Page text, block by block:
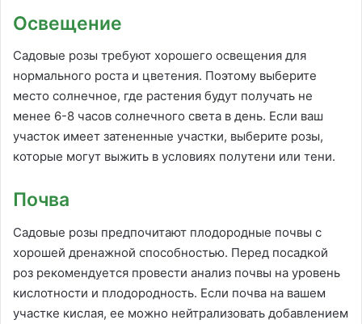
Освещение
Садовые розы требуют хорошего освещения для
нормального роста и цветения. Поэтому выберите
место солнечное, где растения будут получать не
менее 6-8 часов солнечного света в день. Если ваш
участок имеет затененные участки, выберите розы,
которые могут выжить в условиях полутени или тени.
Почва
Садовые розы предпочитают плодородные почвы с
хорошей дренажной способностью. Перед посадкой
роз рекомендуется провести анализ почвы на уровень
кислотности и плодородность. Если почва на вашем
участке кислая, ее можно нейтрализовать добавлением